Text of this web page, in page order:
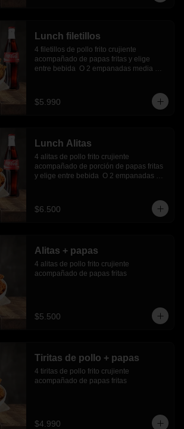
Lunch filetillos
4 filetillos de pollo frito crujiente
acompañado de papas fritas y elige
entre bebida  O 2 empanadas media
$5.990
Lunch Alitas
4 alitas de pollo frito crujiente
acompañado de porción de papas fritas
y elige entre bebida  O 2 empanadas
$6.500
Alitas + papas
4 alitas de pollo frito crujiente
acompañado de papas fritas
$5.500
Tiritas de pollo + papas
4 tiritas de pollo frito crujiente
acompañado de papas fritas
$4.990